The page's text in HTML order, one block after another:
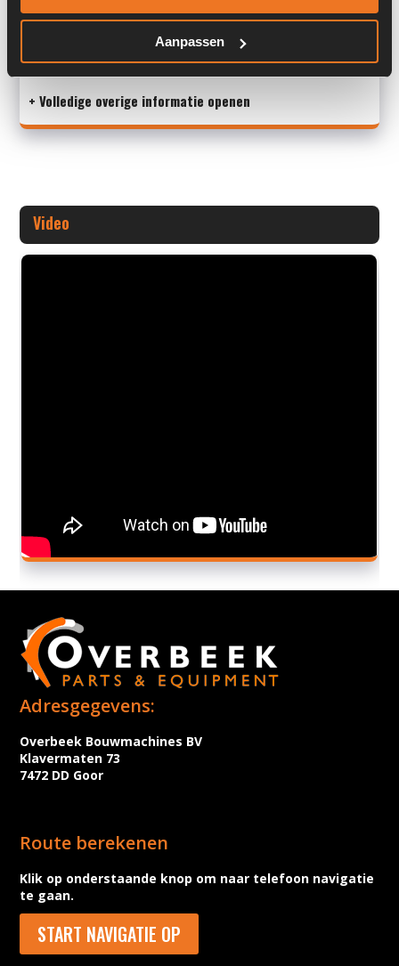
Aanpassen
Type 1: 10S15C
S/N: 10G 0282
+ Volledige overige informatie openen
Video
Adresgegevens:
Overbeek Bouwmachines BV
Klavermaten 73
7472 DD Goor
Route berekenen
Klik op onderstaande knop om naar telefoon navigatie
te gaan.
START NAVIGATIE OP